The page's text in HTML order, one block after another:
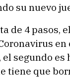
su nuevo
de 4 pasos,
en
segundo es
tiene que